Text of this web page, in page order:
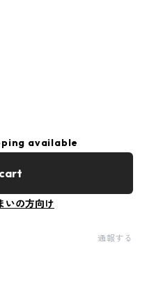
available
いの方向け
通報する